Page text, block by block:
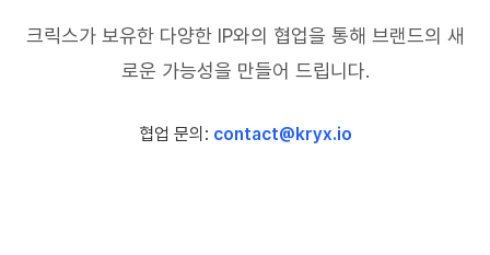
크릭스가 보유한 다양한 IP와의 협업을 통해 브랜드의 새
로운 가능성을 만들어 드립니다.
협업 문의: contact@kryx.io